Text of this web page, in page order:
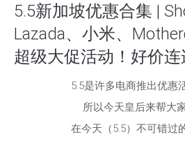
5.5新加坡优惠合集 |
Lazada、小米、
超级大促活动！好价连
5.5是许多电商推出优惠
所以今天皇后来帮大
在今天（5.5）不可错过